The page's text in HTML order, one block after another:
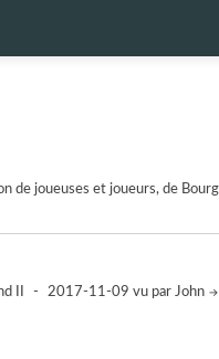
de joueuses et joueurs, de
II - 2017-11-09 vu par John